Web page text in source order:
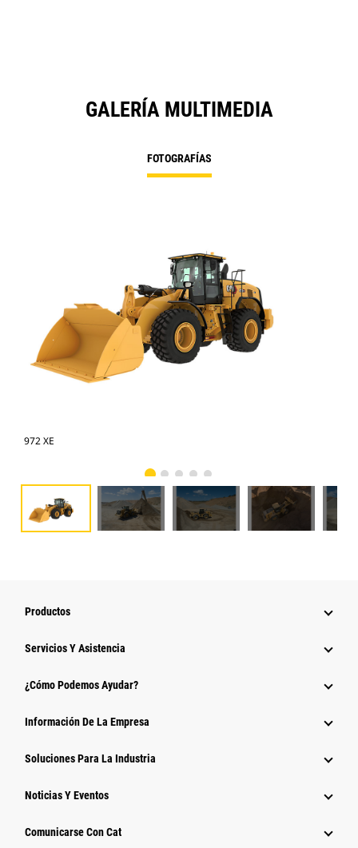
GALERÍA MULTIMEDIA
FOTOGRAFÍAS
972 XE
Productos
Servicios Y Asistencia
¿Cómo Podemos Ayudar?
Información De La Empresa
Soluciones Para La Industria
Noticias Y Eventos
Comunicarse Con Cat